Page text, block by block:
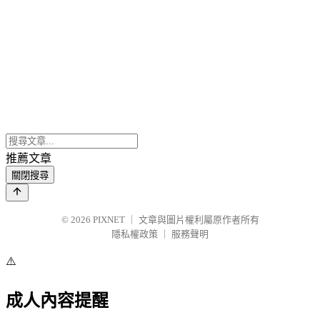
推薦文章
關閉搜尋
© 2026 PIXNET
文章與圖片權利屬原作者所有
隱私權政策
服務聲明
⚠️
成人內容提醒